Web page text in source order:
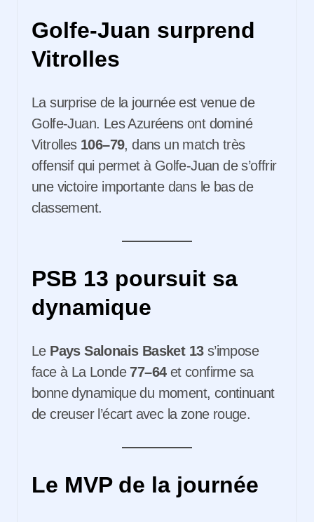
Golfe-Juan surprend
Vitrolles
La surprise de la journée est venue de
Golfe-Juan. Les Azuréens ont dominé
Vitrolles 106–79, dans un match très
offensif qui permet à Golfe-Juan de s’offrir
une victoire importante dans le bas de
classement.
PSB 13 poursuit sa
dynamique
Le Pays Salonais Basket 13s’impose
face à La Londe77–64et confirme sa
bonne dynamique du moment, continuant
de creuser l’écart avec la zone rouge.
Le MVP de la journée